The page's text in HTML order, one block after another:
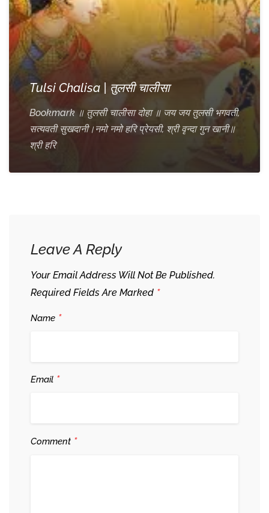
Tulsi Chalisa | तुलसी चालीसा
Bookmark ॥ तुलसी चालीसा दोहा ॥ जय जय तुलसी भगवती,
सत्यवती सुखदानी।नमो नमो हरि प्रेयसी, श्री वृन्दा गुन खानी॥
श्री हरि
Leave A Reply
Your Email Address Will Not Be Published.
Required Fields Are Marked *
Name *
Email *
Comment *